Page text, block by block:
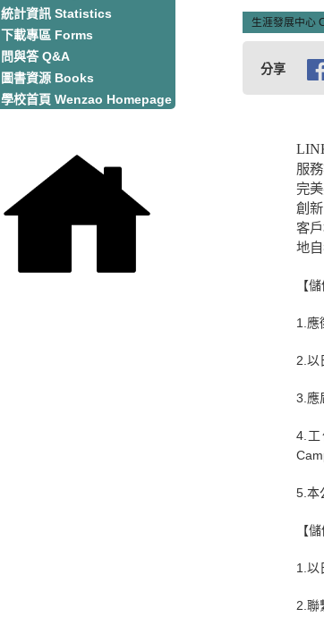
統計資訊 Statistics
下載專區 Forms
問與答 Q&A
圖書資源 Books
學校首頁 Wenzao Homepage
生涯發展中心
分享
服
完
創
客
地
【
1.應
2.以
3.應
4.工
5.本
【
1.以
2.聯